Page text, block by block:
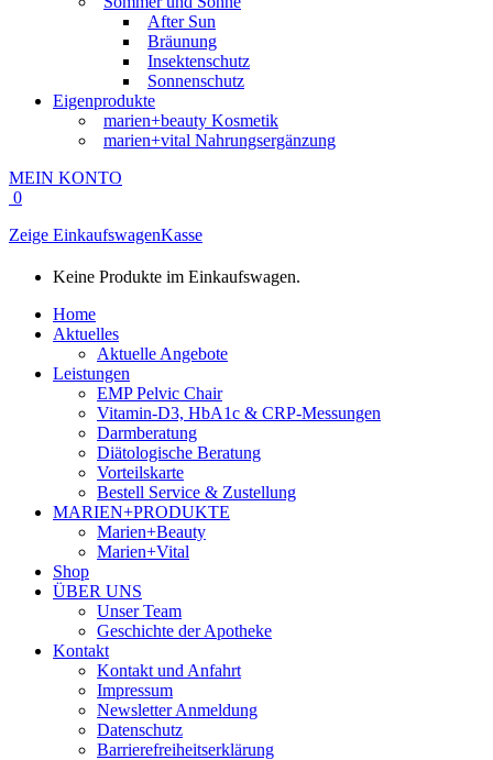
After Sun
Bräunung
Insektenschutz
Sonnenschutz
Eigenprodukte
marien+beauty Kosmetik
marien+vital Nahrungsergänzung
MEIN KONTO
0
Zeige EinkaufswagenKasse
Keine Produkte im Einkaufswagen.
Home
Aktuelles
Aktuelle Angebote
Leistungen
EMP Pelvic Chair
Vitamin-D3, HbA1c & CRP-Messungen
Darmberatung
Diätologische Beratung
Vorteilskarte
Bestell Service & Zustellung
MARIEN+PRODUKTE
Marien+Beauty
Marien+Vital
Shop
ÜBER UNS
Unser Team
Geschichte der Apotheke
Kontakt
Kontakt und Anfahrt
Impressum
Newsletter Anmeldung
Datenschutz
Barrierefreiheitserklärung